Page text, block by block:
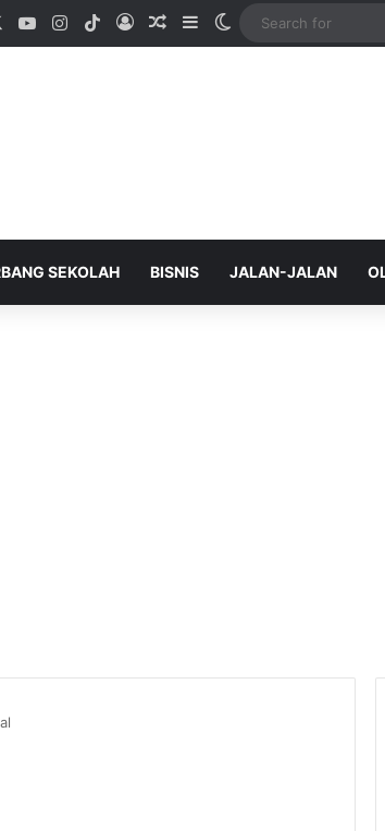
YouTubeInstagram
TikTokLog InRandom Article
SidebarSwitch skin
SEKOLAH BISNIS JALAN-JALAN